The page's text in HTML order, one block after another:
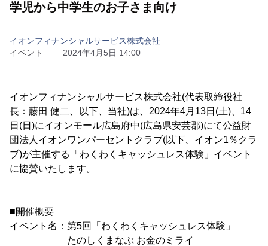
学児から中学生のお子さま向け
イオンフィナンシャルサービス株式会社
イベント
2024年4月5日 14:00
イオンフィナンシャルサービス株式会社(代表取締役社
長：藤田 健二、以下、当社)は、2024年4月13日(土)、14
日(日)にイオンモール広島府中(広島県安芸郡)にて公益財
団法人イオンワンパーセントクラブ(以下、イオン1％クラ
ブ)が主催する「わくわくキャッシュレス体験」イベント
に協賛いたします。
■開催概要
イベント名：第5回「わくわくキャッシュレス体験」
たのしくまなぶ お金のミライ